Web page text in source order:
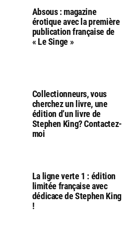
Absous : magazine
érotique avec la première
publication française de
« Le Singe »
Collectionneurs, vous
cherchez un livre, une
édition d’un livre de
Stephen King? Contactez-
moi
La ligne verte 1 : édition
limitée française avec
dédicace de Stephen King
!